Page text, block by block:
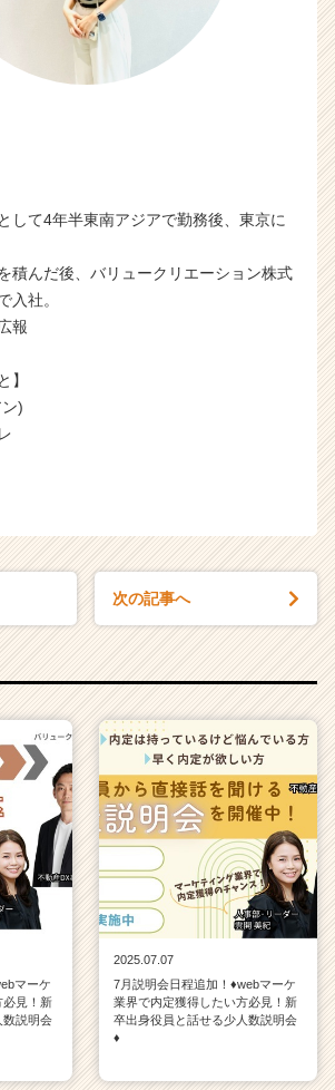
a
して4年半東南アジアで勤務後、東京に
積んだ後、バリュークリエーション株式
入社。
報
】
)
次の記事へ
マーケ
必見！新
数説明会
2025.07.07
7月説明会日程追加！♦webマーケ
業界で内定獲得したい方必見！新
卒出身役員と話せる少人数説明会
♦